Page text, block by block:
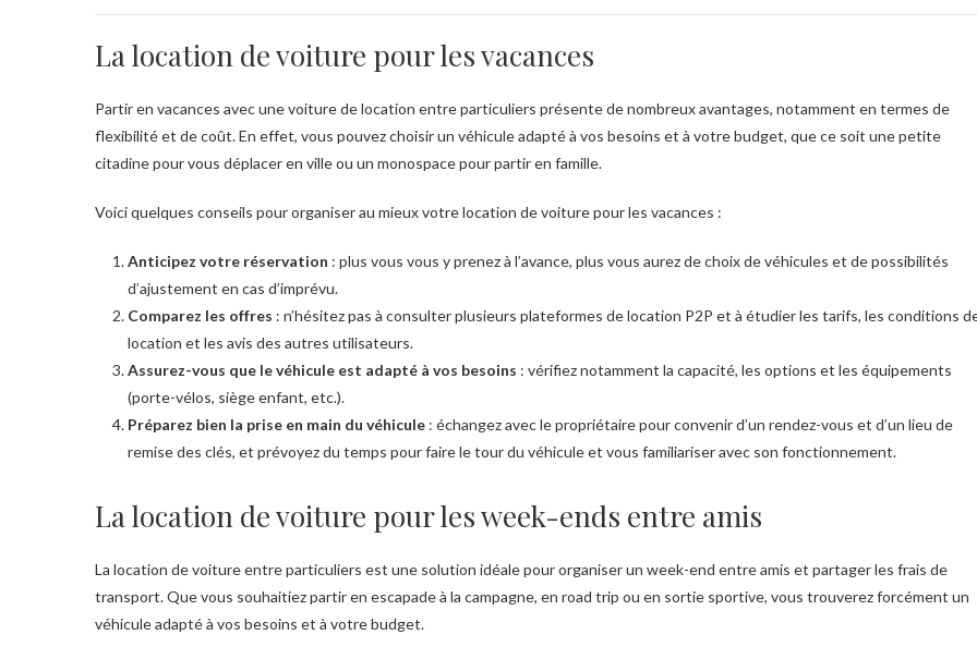
La location de voiture pour les vacances
Partir en vacances avec une voiture de location entre particuliers présente de nombreux avantages, notamment en termes de
flexibilité et de coût. En effet, vous pouvez choisir un véhicule adapté à vos besoins et à votre budget, que ce soit une petite
citadine pour vous déplacer en ville ou un monospace pour partir en famille.
Voici quelques conseils pour organiser au mieux votre location de voiture pour les vacances :
Anticipez votre réservation : plus vous vous y prenez à l’avance, plus vous aurez de choix de véhicules et de possibilités
d’ajustement en cas d’imprévu.
Comparez les offres : n’hésitez pas à consulter plusieurs plateformes de location P2P et à étudier les tarifs, les conditions
location et les avis des autres utilisateurs.
Assurez-vous que le véhicule est adapté à vos besoins : vérifiez notamment la capacité, les options et les équipements
(porte-vélos, siège enfant, etc.).
Préparez bien la prise en main du véhicule : échangez avec le propriétaire pour convenir d’un rendez-vous et d’un lieu de
remise des clés, et prévoyez du temps pour faire le tour du véhicule et vous familiariser avec son fonctionnement.
La location de voiture pour les week-ends entre amis
La location de voiture entre particuliers est une solution idéale pour organiser un week-end entre amis et partager les frais de
transport. Que vous souhaitiez partir en escapade à la campagne, en road trip ou en sortie sportive, vous trouverez forcément un
véhicule adapté à vos besoins et à votre budget.